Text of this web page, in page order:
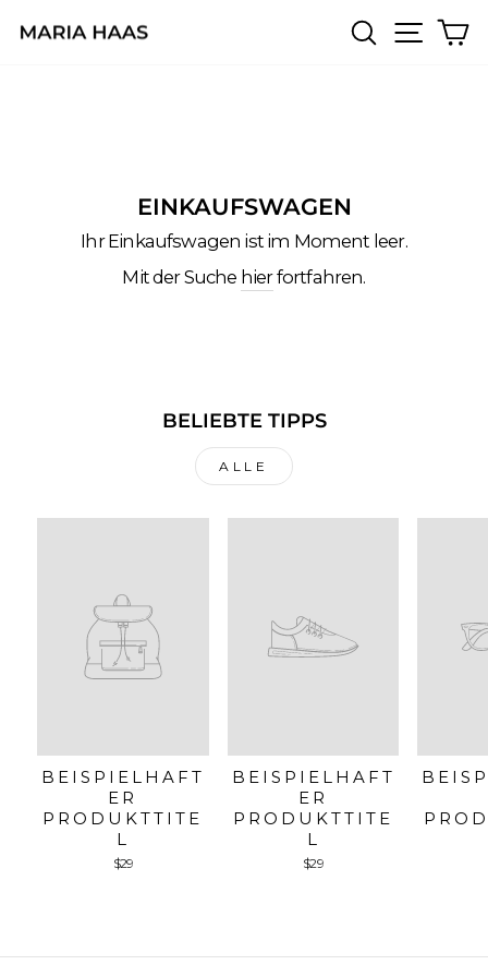
zum
SUCHE
EINKAUFSWAGEN
Ihr Einkaufswagen ist im Moment leer.
Mit der Suche hierfortfahren.
BELIEBTE TIPPS
ALLE
BEISPIELHAFT
ER
PRODUKTTITE
L
$29
BEISPIELHAFT
ER
PRODUKTTITE
L
$29